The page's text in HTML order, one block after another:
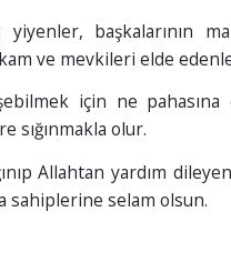
yiyenler, başkalarının
ve mevkileri elde
için ne
sığınmakla olur.
Allahtan yardım
sahiplerine selam olsun.